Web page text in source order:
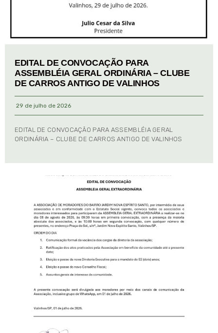
EDITAL DE CONVOCAÇÃO PARA
ASSEMBLÉIA GERAL ORDINÁRIA – CLUBE
DE CARROS ANTIGO DE VALINHOS
29 de julho de 2026
EDITAL DE CONVOCAÇÃO PARA ASSEMBLÉIA GERAL
ORDINÁRIA – CLUBE DE CARROS ANTIGO DE VALINHOS